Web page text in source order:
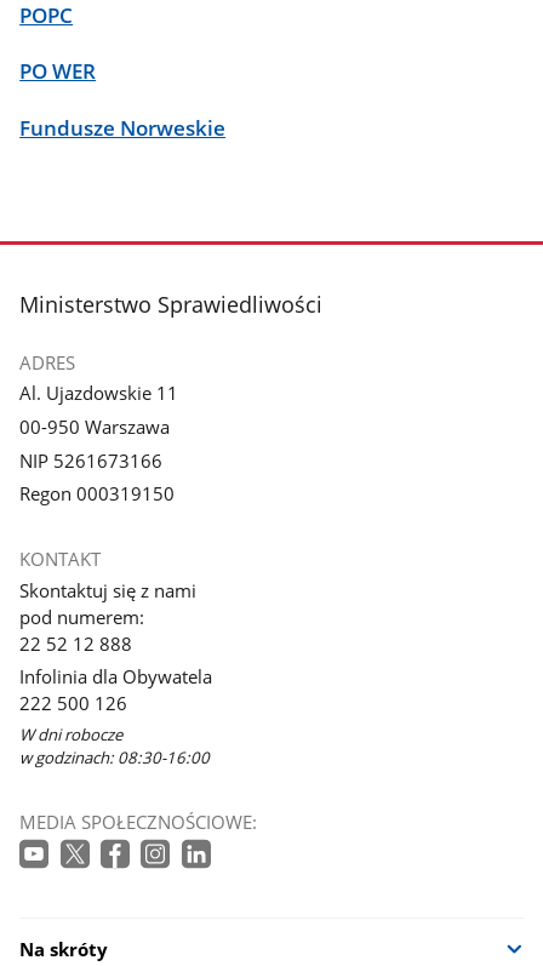
POPC
PO WER
Fundusze Norweskie
stopka
Ministerstwo Sprawiedliwości
ADRES
Al. Ujazdowskie 11
00-950 Warszawa
NIP 5261673166
Regon 000319150
KONTAKT
Skontaktuj się z nami
pod numerem:
22 52 12 888
Infolinia dla Obywatela
222 500 126
W dni robocze
w godzinach: 08:30-16:00
MEDIA SPOŁECZNOŚCIOWE:
Na skróty